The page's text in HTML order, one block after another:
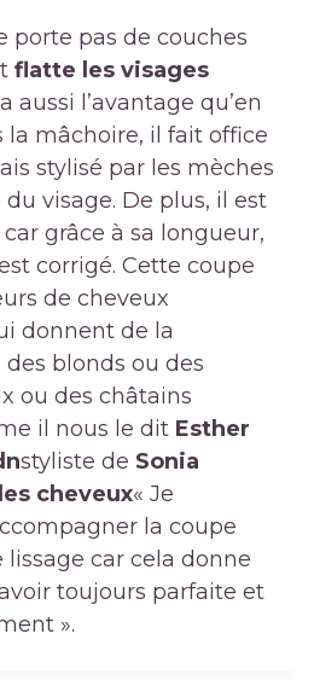
porte pas de couches
flatte les visages
aussi l’avantage qu’en
la mâchoire, il fait office
stylisé par les mèches
visage. De plus, il est
grâce à sa longueur,
corrigé. Cette coupe
de cheveux
donnent de la
blonds ou des
ou des châtains
il nous le dit Esther
styliste de Sonia
cheveux« Je
la coupe
lissage car cela donne
toujours parfaite et
».